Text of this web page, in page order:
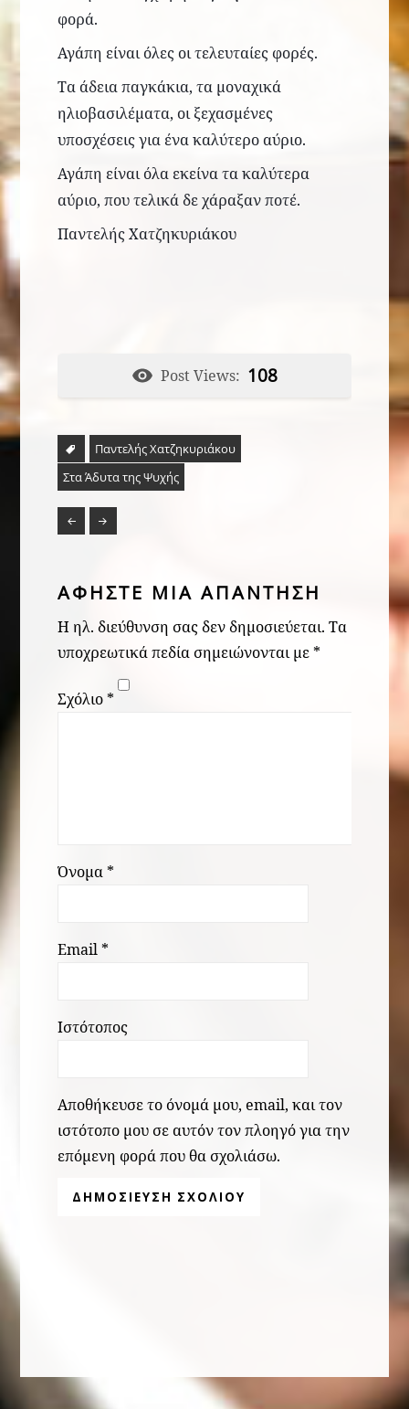
φορά.
Αγάπη είναι όλες οι τελευταίες φορές.
Τα άδεια παγκάκια, τα μοναχικά
ηλιοβασιλέματα, οι ξεχασμένες
υποσχέσεις για ένα καλύτερο αύριο.
Αγάπη είναι όλα εκείνα τα καλύτερα
αύριο, πουτελικάδε χάραξαν ποτέ.
Παντελής Χατζηκυριάκου
Post Views: 108
Παντελής Χατζηκυριάκου
Στα Άδυτα της Ψυχής
ΑΦΉΣΤΕ ΜΙΑ ΑΠΆΝΤΗΣΗ
Η ηλ. διεύθυνση σας δεν δημοσιεύεται. Τα
υποχρεωτικά πεδία σημειώνονται με *
Σχόλιο *
Όνομα*
Email *
Ιστότοπος
Αποθήκευσε το όνομά μου, email, και τον
ιστότοπο μου σε αυτόν τον πλοηγό για την
επόμενη φορά που θα σχολιάσω.